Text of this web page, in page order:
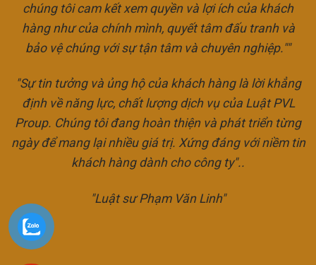
chúng tôi cam kết xem quyền và lợi ích của khách
hàng như của chính mình, quyết tâm đấu tranh và
bảo vệ chúng với sự tận tâm và chuyên nghiệp.""
"Sự tin tưởng và ủng hộ của khách hàng là lời khẳng
định về năng lực, chất lượng dịch vụ của Luật PVL
Proup. Chúng tôi đang hoàn thiện và phát triển từng
ngày để mang lại nhiều giá trị. Xứng đáng với niềm tin
khách hàng dành cho công ty"..
"Luật sư Phạm Văn Linh"